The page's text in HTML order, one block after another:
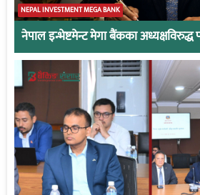
NEPAL INVESTMENT MEGA BANK
नेपाल इन्भेष्टमेन्ट मेगा बैंकका अध्यक्षविरुद्ध